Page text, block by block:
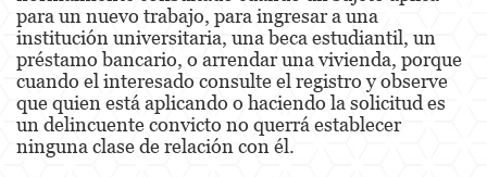
Gang Enhancement
White Collar Crimes
Forgery
para un nuevo trabajo, para ingresar a una
institución universitaria, una beca estudiantil, un
préstamo bancario, o arrendar una vivienda, porque
cuando el interesado consulte el registro y observe
que quien está aplicando o haciendo la solicitud es
un delincuente convicto no querrá establecer
ninguna clase de relación con él.